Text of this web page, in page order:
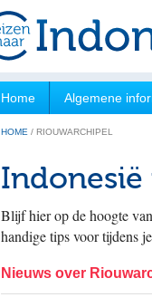
Home Algemene
HOME / RIOUWARCHIPEL
Indonesië
Blijf hier op de hoogte van
handige tips voor tijdens
Nieuws over